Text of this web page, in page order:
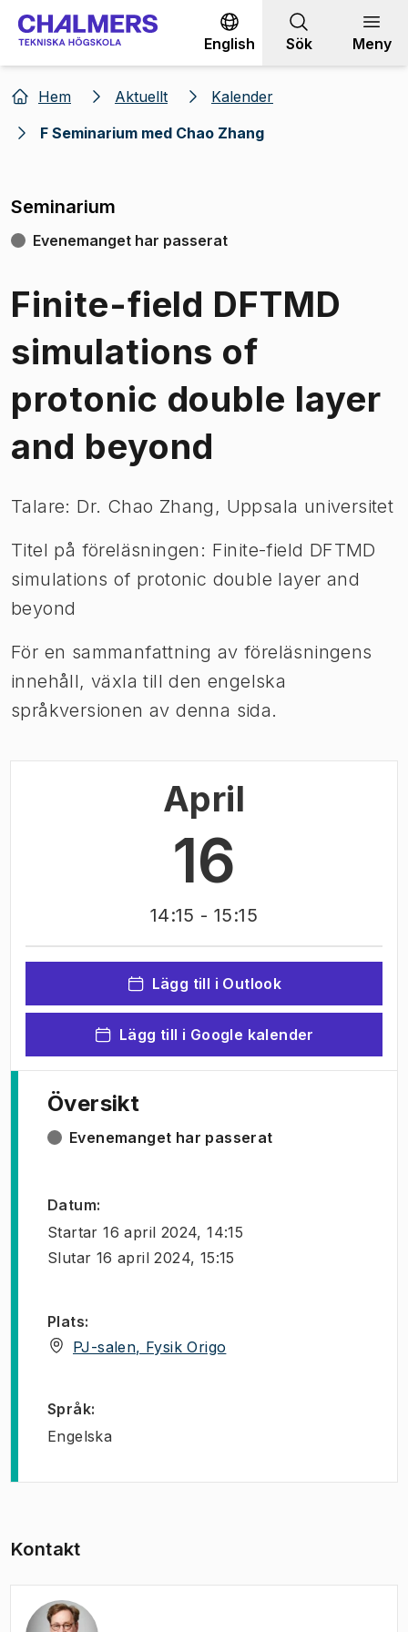
Gå till innehållet
English Sök Meny
Hem Aktuellt
Kalender
F Seminarium med Chao Zhang
Seminarium
Evenemanget har passerat
Finite-field DFTMD
simulations of
protonic double layer
and beyond
Talare: Dr. Chao Zhang, Uppsala universitet
Titel på föreläsningen: Finite-field DFTMD
simulations of protonic double layer and
beyond
För en sammanfattning av föreläsningens
innehåll, växla till den engelska
språkversionen av denna sida.
April
16
14:15 - 15:15
Lägg till i Outlook
Lägg till i Google kalender
Översikt
Evenemanget har passerat
Datum:
Startar 16 april 2024, 14:15
Slutar 16 april 2024, 15:15
Plats:
PJ-salen, Fysik Origo
Språk:
Engelska
Kontakt